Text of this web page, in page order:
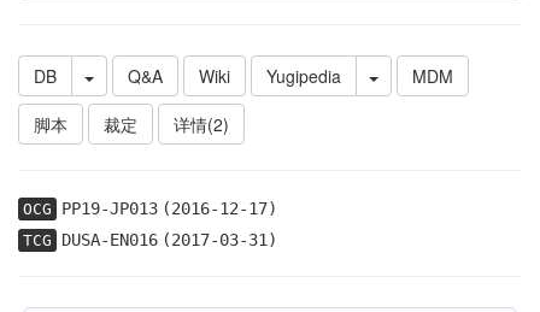
DB Q&A Wiki Yugipedia
MDM
脚本
裁定 详情(2)
OCG PP19-JP013(2016-12-17)
TCG DUSA-EN016(2017-03-31)